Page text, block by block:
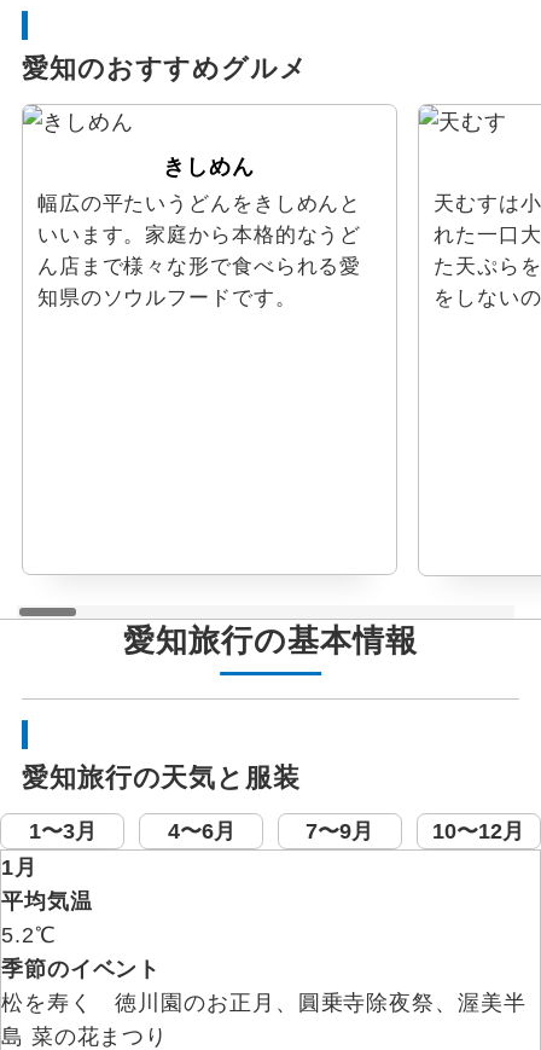
愛知のおすすめグルメ
きしめん
幅広の平たいうどんをきしめんと
いいます。家庭から本格的なうど
ん店まで様々な形で食べられる愛
知県のソウルフードです。
天むすは
れた一口
た天ぷら
をしない
愛知旅行の基本情報
愛知旅行の天気と服装
1〜3月 4〜6月 7〜9月
10〜12月
1月
平均気温
5.2℃
季節のイベント
松を寿く 徳川園のお正月、圓乗寺除夜祭、渥美半
島 菜の花まつり